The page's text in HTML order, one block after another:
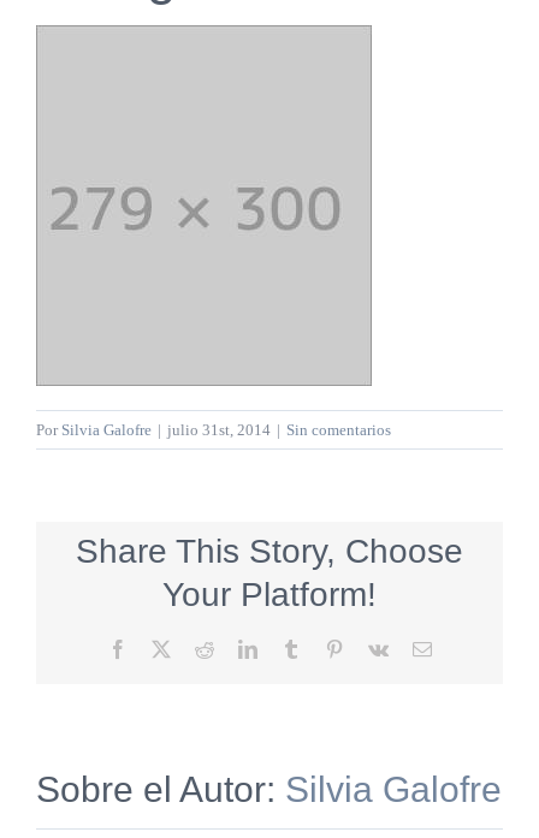
Por Silvia Galofre | julio 31st, 2014 | Sin comentarios
Share This Story, Choose
Your Platform!
Facebook RedditLinkedInTumblr Pinterest
Vk
Correo
Sobre el Autor: Silvia Galofre